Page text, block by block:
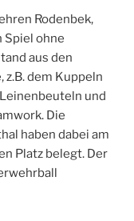
Rodenbek,
Spiel ohne
aus den
dem Kuppeln
und
Die
haben dabei am
Platz belegt. Der